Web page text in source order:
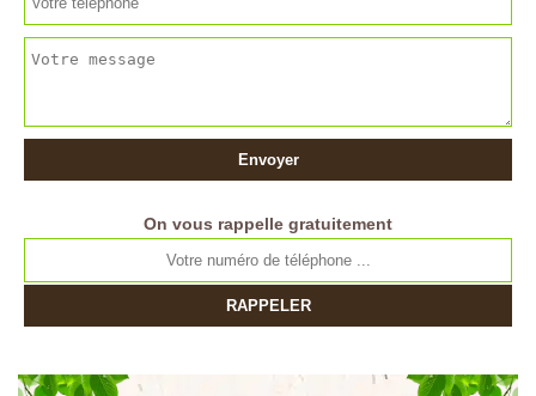
On vous rappelle gratuitement